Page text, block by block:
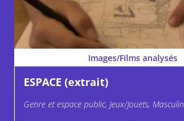
Images/Films analysés
ESPACE (extrait)
Genre et espace public, Jeux/Jouets,